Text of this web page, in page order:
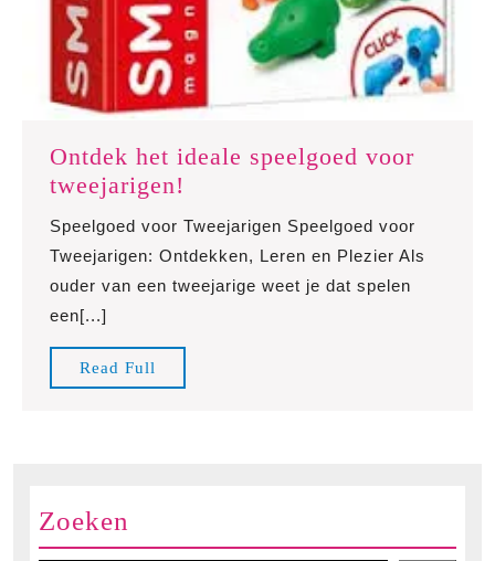
Ontdek het ideale speelgoed voor
tweejarigen!
ideale
speelgoed
voor
Speelgoed voor Tweejarigen Speelgoed voor
Tweejarigen: Ontdekken, Leren en Plezier Als
ouder van een tweejarige weet je dat spelen
een[...]
Read Full
Full
Zoeken